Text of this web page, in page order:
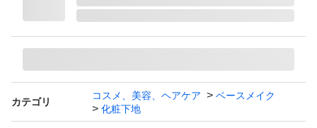
カテゴリ
コスメ、美容、ヘアケア
ベースメイク
化粧下地